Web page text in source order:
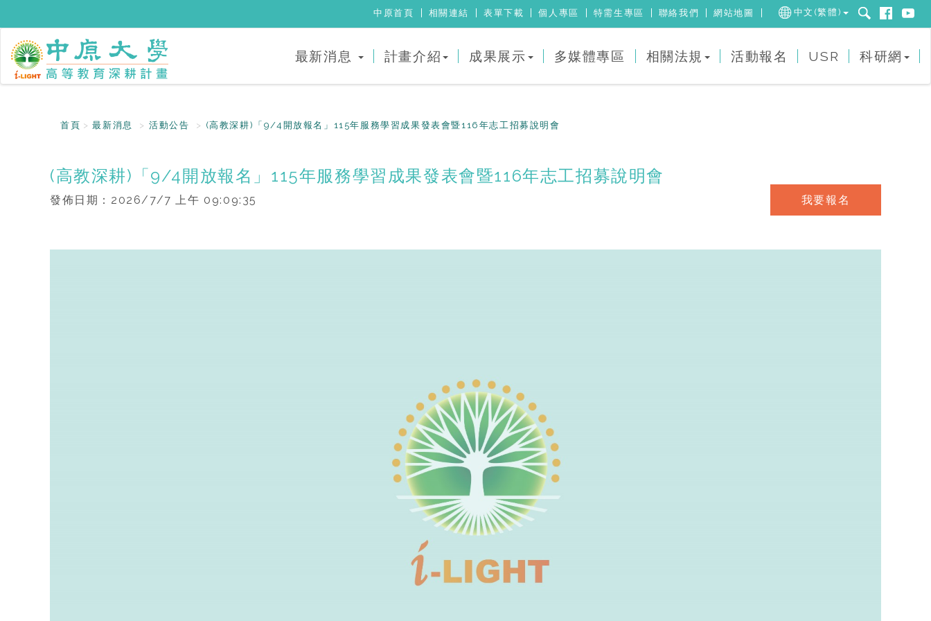
中文(繁體)
中原首頁 相關連結 表單下載 個人專區 特需生專區 聯絡我們 網站地圖
最新消息 計畫介紹 成果展示 多媒體專區 相關法規 活動報名 USR 科研網
首頁 最新消息 活動公告 (高教深耕)「9/4開放報名」115年服務學習成果發表會暨116年志工招募說明會
(高教深耕)「9/4開放報名」115年服務學習成果發表會暨116年志工招募說明會
發佈日期： 2026/7/7 上午 09:09:35 我要報名